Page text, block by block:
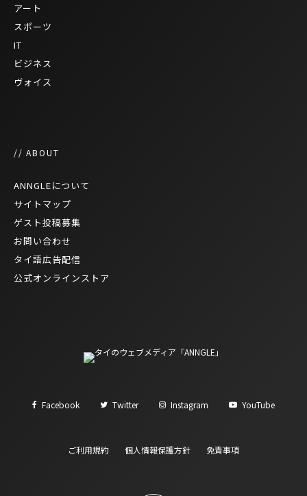
アート
スポーツ
IT
ビジネス
ヴォイス
// ABOUT
ANNGLEについて
サイトマップ
ゲスト投稿募集
お問い合わせ
タイ語広告配信
公式オンラインストア
Facebook Twitter Instagram YouTube
ご利用規約 個人情報保護方針 免責事項